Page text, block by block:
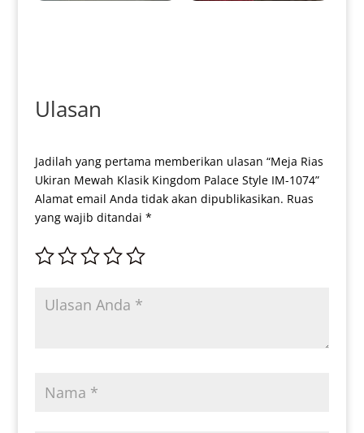
Ulasan
Jadilah yang pertama memberikan ulasan “Meja Rias
Ukiran Mewah Klasik Kingdom Palace Style IM-1074”
Alamat email Anda tidak akan dipublikasikan. Ruas
yang wajib ditandai *